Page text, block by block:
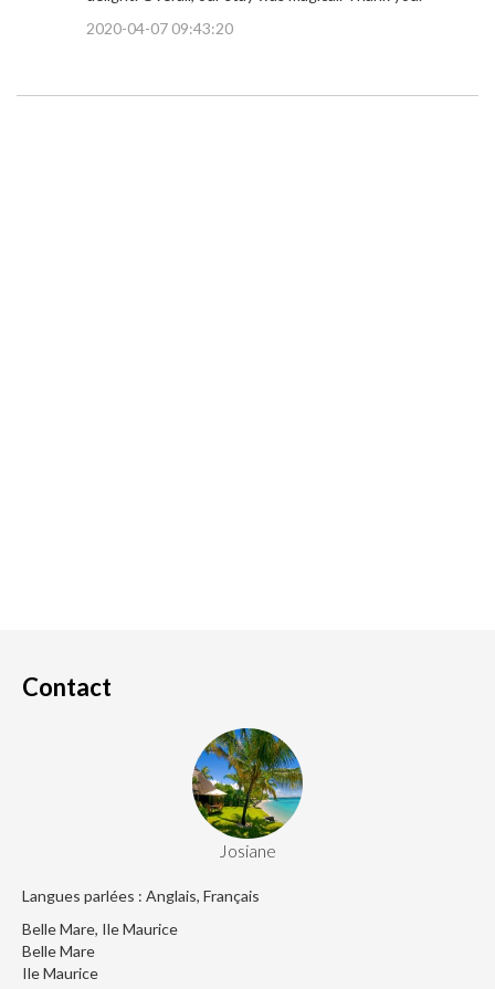
2020-04-07 09:43:20
Contact
Josiane
Langues parlées : Anglais, Français
Belle Mare, Ile Maurice
Belle Mare
Ile Maurice